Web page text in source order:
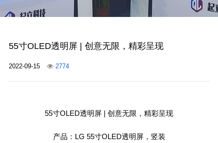
55寸OLED透明屏 | 创意无限，精彩呈现
2022-09-15 2774
55寸OLED透明屏 | 创意无限，精彩呈现
产品：LG 55寸OLED透明屏，竖装